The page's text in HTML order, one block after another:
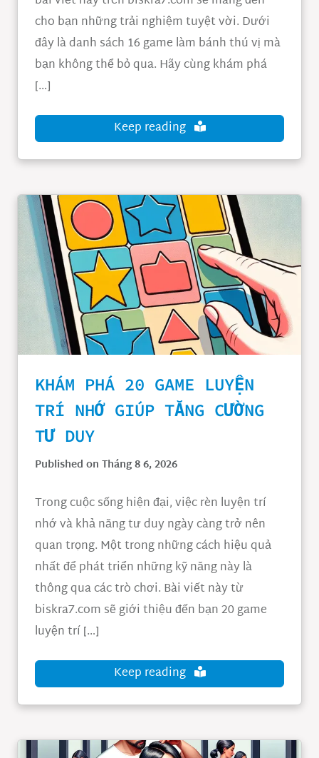
cho bạn những trải nghiệm tuyệt vời. Dưới
đây là danh sách 16 game làm bánh thú vị mà
bạn không thể bỏ qua. Hãy cùng khám phá
[…]
Keep reading
KHÁM PHÁ 20 GAME LUYỆN
TRÍ NHỚ GIÚP TĂNG CƯỜNG
TƯ DUY
Published on Tháng 8 6, 2026
Trong cuộc sống hiện đại, việc rèn luyện trí
nhớ và khả năng tư duy ngày càng trở nên
quan trọng. Một trong những cách hiệu quả
nhất để phát triển những kỹ năng này là
thông qua các trò chơi. Bài viết này từ
biskra7.com sẽ giới thiệu đến bạn 20 game
luyện trí […]
Keep reading